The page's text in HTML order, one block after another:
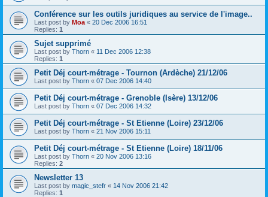
Conférence sur les outils juridiques au service de l'image..
Last post by Moa « 20 Dec 2006 16:51
Replies: 1
Sujet supprimé
Last post by Thorn « 11 Dec 2006 12:38
Replies: 1
Petit Déj court-métrage - Tournon (Ardèche) 21/12/06
Last post by Thorn « 07 Dec 2006 14:40
Petit Déj court-métrage - Grenoble (Isère) 13/12/06
Last post by Thorn « 07 Dec 2006 14:32
Petit Déj court-métrage - St Etienne (Loire) 23/12/06
Last post by Thorn « 21 Nov 2006 15:11
Petit Déj court-métrage - St Etienne (Loire) 18/11/06
Last post by Thorn « 20 Nov 2006 13:16
Replies: 2
Newsletter 13
Last post by magic_stefr « 14 Nov 2006 21:42
Replies: 1